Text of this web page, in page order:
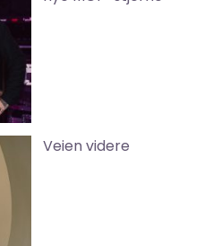
Veien videre